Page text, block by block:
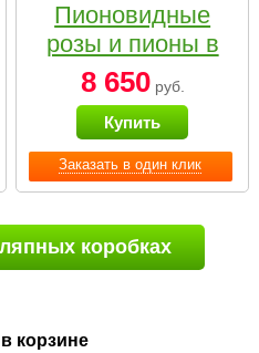
Заказать в один клик
Пионовидные
розы и пионы в
белой коробке
Small
8 650руб.
Купить
коробках
корзине